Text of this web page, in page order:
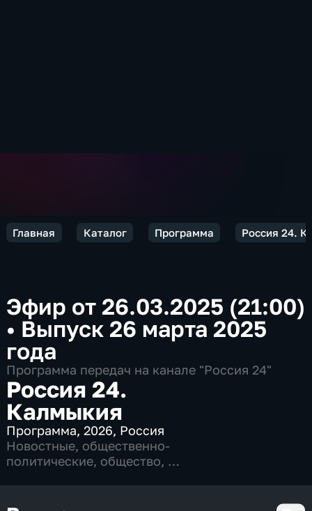
Главная Каталог Программа Россия 24.
Эфир от 26.03.2025 (21:00)
• Выпуск 26 марта 2025
года
Программа передач на канале "Россия 24"
Россия 24.
Калмыкия
Программа,2026, Россия
Новостные, общественно-
политические, общество,